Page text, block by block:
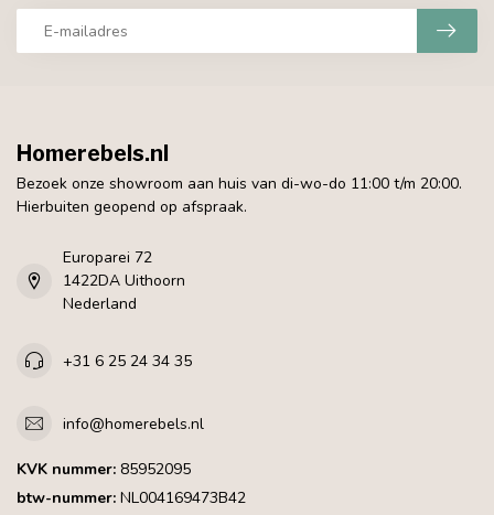
Homerebels.nl
Bezoek onze showroom aan huis van di-wo-do 11:00 t/m 20:00.
Hierbuiten geopend op afspraak.
Europarei 72
1422DA Uithoorn
Nederland
+31 6 25 24 34 35
info@homerebels.nl
KVK nummer: 85952095
btw-nummer: NL004169473B42